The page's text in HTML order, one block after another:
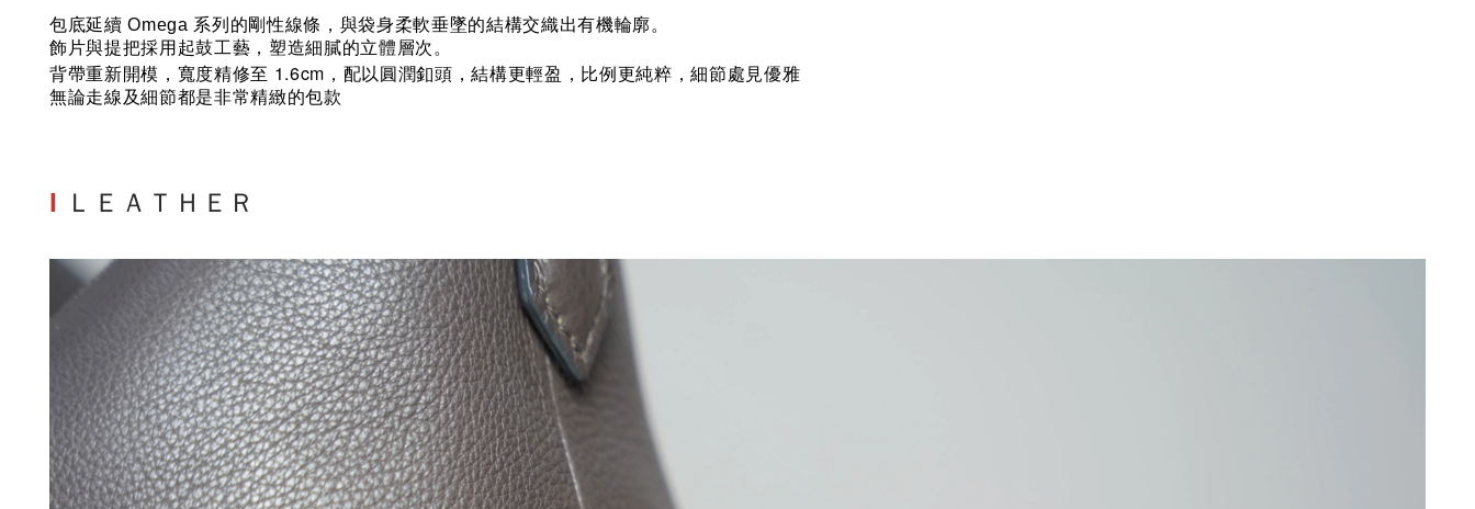
包底延續 Omega 系列的剛性線條，與袋身柔軟垂墜的結構交織出有機輪廓。
飾片與提把採用起鼓工藝，塑造細膩的立體層次。
背帶重新開模，寬度精修至 1.6cm ，配以圓潤釦頭，結構更輕盈，比例更純粹，細節處見優雅
無論走線及細節都是非常精緻的包款
I ＬＥＡＴＨＥＲ